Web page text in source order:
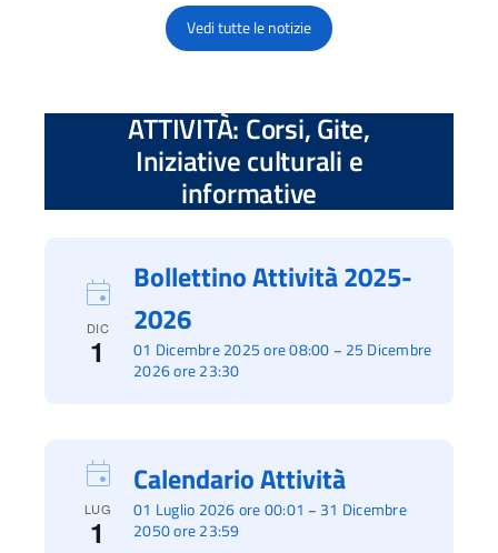
Vedi tutte le notizie
ATTIVITÀ: Corsi, Gite,
Iniziative culturali e
informative
DIC
1 01 Dicembre 2025 ore 08:00 – 25 Dicembre
2026 ore 23:30
Bollettino Attività 2025-
2026
LUG
1
01 Luglio 2026 ore 00:01 – 31 Dicembre
2050 ore 23:59
Calendario Attività